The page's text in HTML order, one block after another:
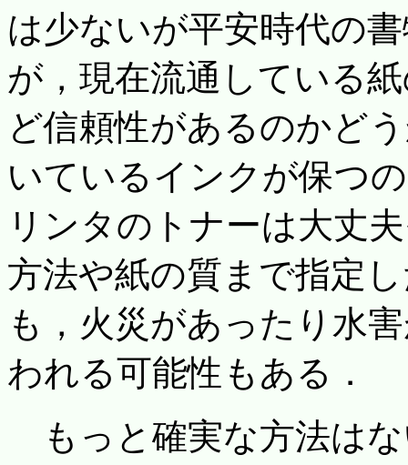
は少ないが平安時代の
が，現在流通している
ど信頼性があるのかど
いているインクが保つ
リンタのトナーは大丈
方法や紙の質まで指定
も，火災があったり水
われる可能性もある．
もっと確実な方法は